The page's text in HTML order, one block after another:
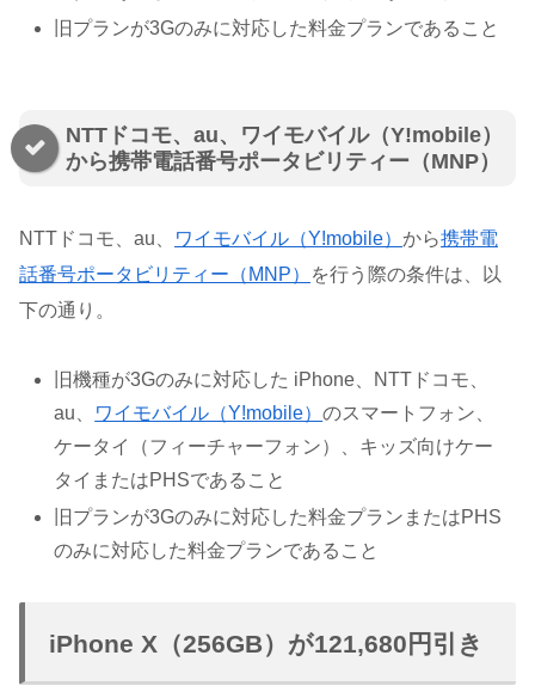
旧プランが3Gのみに対応した料金プランであること
NTTドコモ、au、ワイモバイル（Y!mobile）
から携帯電話番号ポータビリティー（MNP）
NTTドコモ、au、 ワイモバイル（Y!mobile） から携帯電
話番号ポータビリティー（MNP）
を行う際の条件は、以
下の通り。
旧機種が3Gのみに対応した iPhone、NTTドコモ、
au、
ワイモバイル（Y!mobile）のスマートフォン、
ケータイ（フィーチャーフォン）、キッズ向けケー
タイまたはPHSであること
旧プランが3Gのみに対応した料金プランまたはPHS
のみに対応した料金プランであること
iPhone X（256GB）が121,680円引き